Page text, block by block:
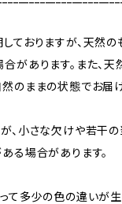
ておりますが、天然の
があります。また、天
のままの状態でお届け
、小さな欠けや若干の
る場合があります。
て多少の色の違いが生